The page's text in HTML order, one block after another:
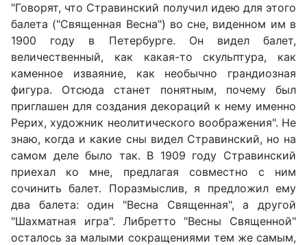
"Говорят, что Стравинский получил идею для этого
балета ("Священная Весна") во сне, виденном им в
1900 году в Петербурге. Он видел балет,
величественный, как какая-то скульптура, как
каменное изваяние, как необычно грандиозная
фигура. Отсюда станет понятным, почему был
приглашен для создания декораций к нему именно
Рерих, художник неолитического воображения". Не
знаю, когда и какие сны видел Стравинский, но на
самом деле было так. В 1909 году Стравинский
приехал ко мне, предлагая совместно с ним
сочинить балет. Поразмыслив, я предложил ему
два балета: один "Весна Священная", а другой
"Шахматная игра". Либретто "Весны Священной"
осталось за малыми сокращениями тем же самым,